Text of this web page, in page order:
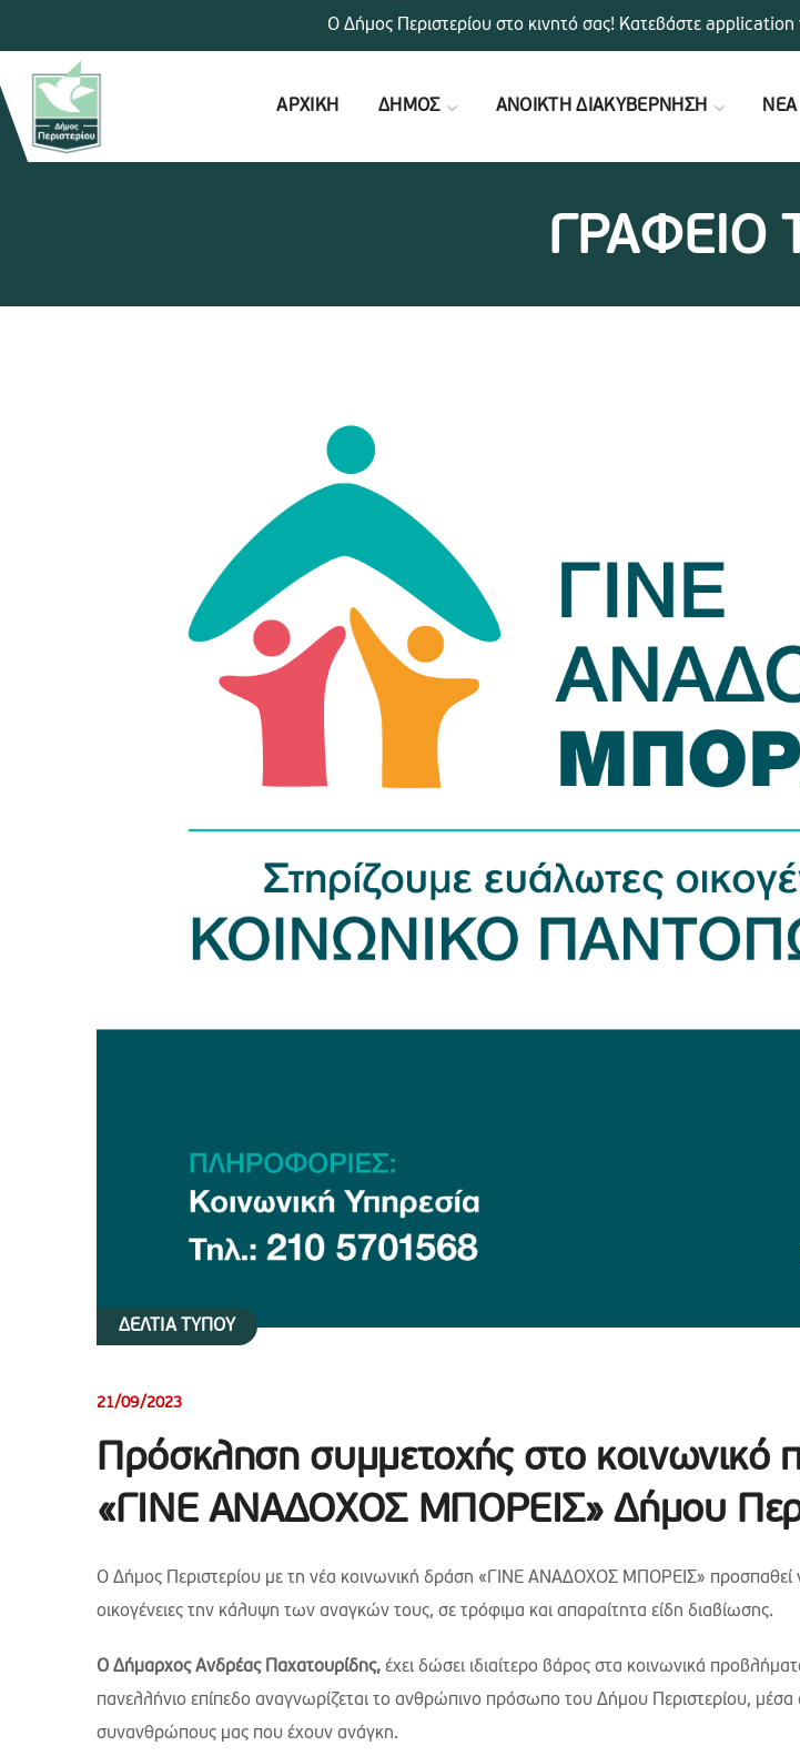
ΑΡΧΙΚΗ ΔΗΜΟΣ ΑΝΟΙΚΤΗ ΔΙΑΚΥΒΕΡΝΗΣΗ ΝΕΑ
ΓΡΑΦΕΙΟ
ΔΕΛΤΙΑ ΤΥΠΟΥ
21/09/2023
Πρόσκληση συμμετοχής στο κοινωνικό
«ΓΙΝΕ ΑΝΑΔΟΧΟΣ ΜΠΟΡΕΙΣ» Δήμου
Ο Δήμος Περιστερίου με τη νέα κοινωνική δράση «ΓΙΝΕ ΑΝΑΔΟΧΟΣ ΜΠΟΡΕΙΣ» προσπαθεί
οικογένειες την κάλυψη των αναγκών τους, σε τρόφιμα και απαραίτητα είδη διαβίωσης.
Ο Δήμαρχος Ανδρέας Παχατουρίδης, έχει δώσει ιδιαίτερο βάρος στα κοινωνικά
πανελλήνιο επίπεδο αναγνωρίζεται το ανθρώπινο πρόσωπο του Δήμου Περιστερίου, μέσα
συνανθρώπους μας που έχουν ανάγκη.
Ο Δήμος Περιστερίου στο κινητό σας! Κατεβάστε application